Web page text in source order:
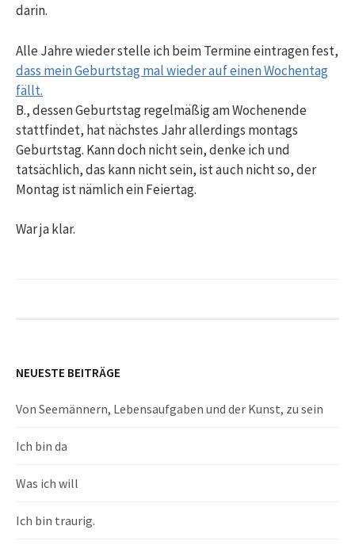
darin.
Alle Jahre wieder stelle ich beim Termine eintragen fest,
dass mein Geburtstag mal wieder auf einen Wochentag
fällt.
B., dessen Geburtstag regelmäßig am Wochenende
stattfindet, hat nächstes Jahr allerdings montags
Geburtstag. Kann doch nicht sein, denke ich und
tatsächlich, das kann nicht sein, ist auch nicht so, der
Montag ist nämlich ein Feiertag.
War ja klar.
NEUESTE BEITRÄGE
Von Seemännern, Lebensaufgaben und der Kunst, zu sein
Ich bin da
Was ich will
Ich bin traurig.